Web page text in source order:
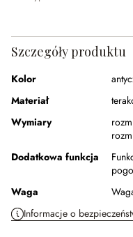
Szczegóły produktu
Kolor
Materiał
Wymiary
Dodatkowa funkcja
Waga
Informacje o